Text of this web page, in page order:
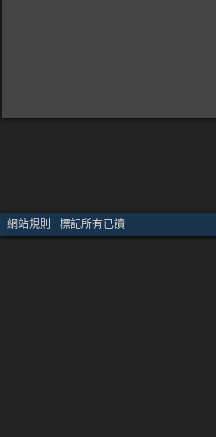
網站規則 · 標記所有已讀